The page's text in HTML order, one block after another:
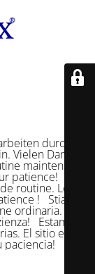
durch. Die
Vielen Dank für
maintenance.
patience! Nous
routine. Le site
! Stiamo
ordinaria. Il sito
Estamos
El sitio estará
paciencia!